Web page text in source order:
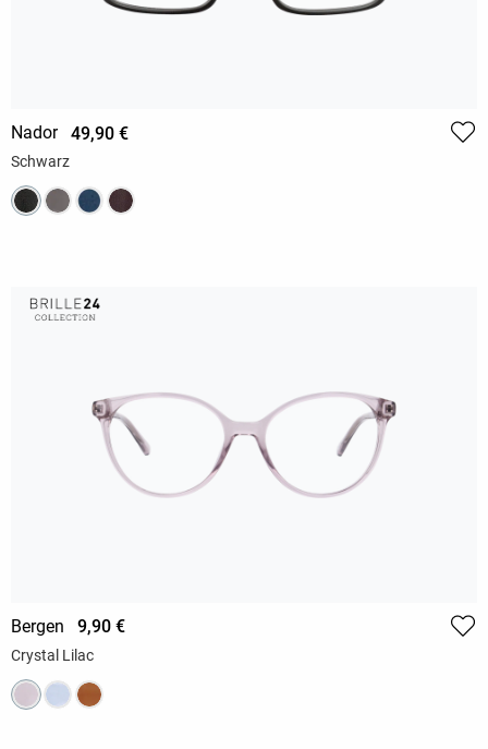
Nador 49,90 €
Schwarz
Bergen 9,90 €
Crystal Lilac